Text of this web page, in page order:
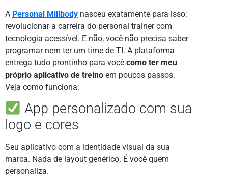
A Personal Millbody nasceu exatamente para isso:
revolucionar a carreira do personal trainer com
tecnologia acessível. E não, você não precisa saber
programar nem ter um time de TI. A plataforma
entrega tudo prontinho para você como ter meu
próprio aplicativo de treino em poucos passos.
Veja como funciona:
App personalizado com sua
logo e cores
Seu aplicativo com a identidade visual da sua
marca. Nada de layout genérico. É você quem
personaliza.